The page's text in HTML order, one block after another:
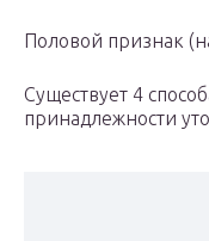
Половой признак
Существует 4
принадлежности